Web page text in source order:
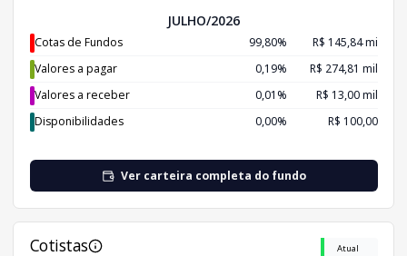
JULHO/2026
Cotas de Fundos 99,80%
R$ 145,84 mi
Valores a pagar
0,19%
R$ 274,81 mil
Valores a receber
0,01%
R$ 13,00 mil
Disponibilidades
0,00% R$ 100,00
Ver carteira completa do fundo
Cotistas Atual